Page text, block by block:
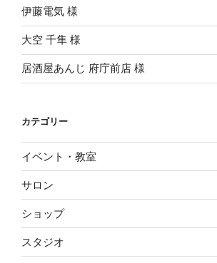
伊藤電気 様
大空 千隼 様
居酒屋あんじ 府庁前店 様
カテゴリー
イベント・教室
サロン
ショップ
スタジオ